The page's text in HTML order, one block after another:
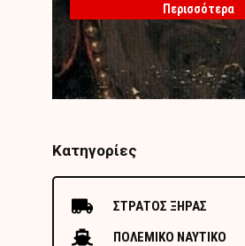
Περισσότερα
Κατηγορίες
ΣΤΡΑΤΟΣ ΞΗΡΑΣ
ΠΟΛΕΜΙΚΟ ΝΑΥΤΙΚΟ